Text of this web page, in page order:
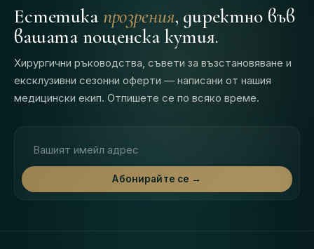
Естетика прозрения, директно във
вашата пощенска кутия.
Хирургични ръководства, съвети за възстановяване и
ексклузивни сезонни оферти — написани от нашия
медицински екип. Отпишете се по всяко време.
Абонирайте се →